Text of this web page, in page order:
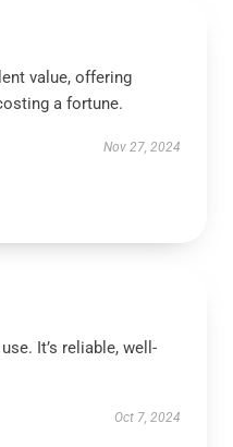
value, offering
a fortune.
Nov 27, 2024
It’s reliable, well-
Oct 7, 2024